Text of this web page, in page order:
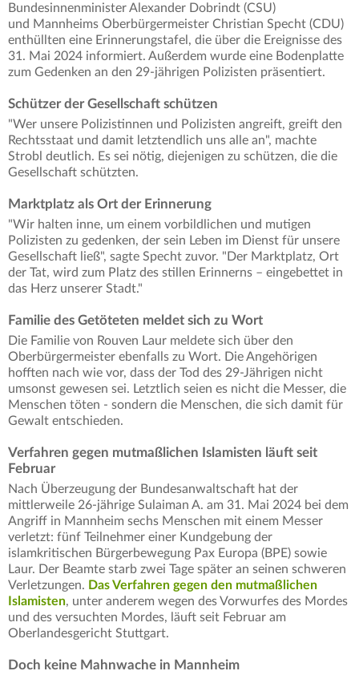
Bundesinnenminister Alexander Dobrindt (CSU)
und Mannheims Oberbürgermeister Christian Specht (CDU)
enthüllten eine Erinnerungstafel, die über die Ereignisse des
31. Mai 2024 informiert. Außerdem wurde eine Bodenplatte
zum Gedenken an den 29-jährigen Polizisten präsentiert.
Schützer der Gesellschaft schützen
"Wer unsere Polizistinnen und Polizisten angreift, greift den
Rechtsstaat und damit letztendlich uns alle an", machte
Strobl deutlich. Es sei nötig, diejenigen zu schützen, die die
Gesellschaft schützten.
Marktplatz als Ort der Erinnerung
"Wir halten inne, um einem vorbildlichen und mutigen
Polizisten zu gedenken, der sein Leben im Dienst für unsere
Gesellschaft ließ", sagte Specht zuvor. "Der Marktplatz, Ort
der Tat, wird zum Platz des stillen Erinnerns – eingebettet in
das Herz unserer Stadt."
Familie des Getöteten meldet sich zu Wort
Die Familie von Rouven Laur meldete sich über den
Oberbürgermeister ebenfalls zu Wort. Die Angehörigen
hofften nach wie vor, dass der Tod des 29-Jährigen nicht
umsonst gewesen sei. Letztlich seien es nicht die Messer, die
Menschen töten - sondern die Menschen, die sich damit für
Gewalt entschieden.
Verfahren gegen mutmaßlichen Islamisten läuft seit
Februar
Nach Überzeugung der Bundesanwaltschaft hat der
mittlerweile 26-jährige Sulaiman A. am 31. Mai 2024 bei dem
Angriff in Mannheim sechs Menschen mit einem Messer
verletzt: fünf Teilnehmer einer Kundgebung der
islamkritischen Bürgerbewegung Pax Europa (BPE) sowie
Laur. Der Beamte starb zwei Tage später an seinen schweren
Verletzungen. Das Verfahren gegen den mutmaßlichen
Islamisten, unter anderem wegen des Vorwurfes des Mordes
und des versuchten Mordes, läuft seit Februar am
Oberlandesgericht Stuttgart.
Doch keine Mahnwache in Mannheim